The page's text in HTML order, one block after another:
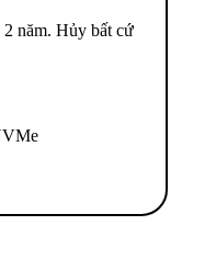
năm. Hủy bất cứ